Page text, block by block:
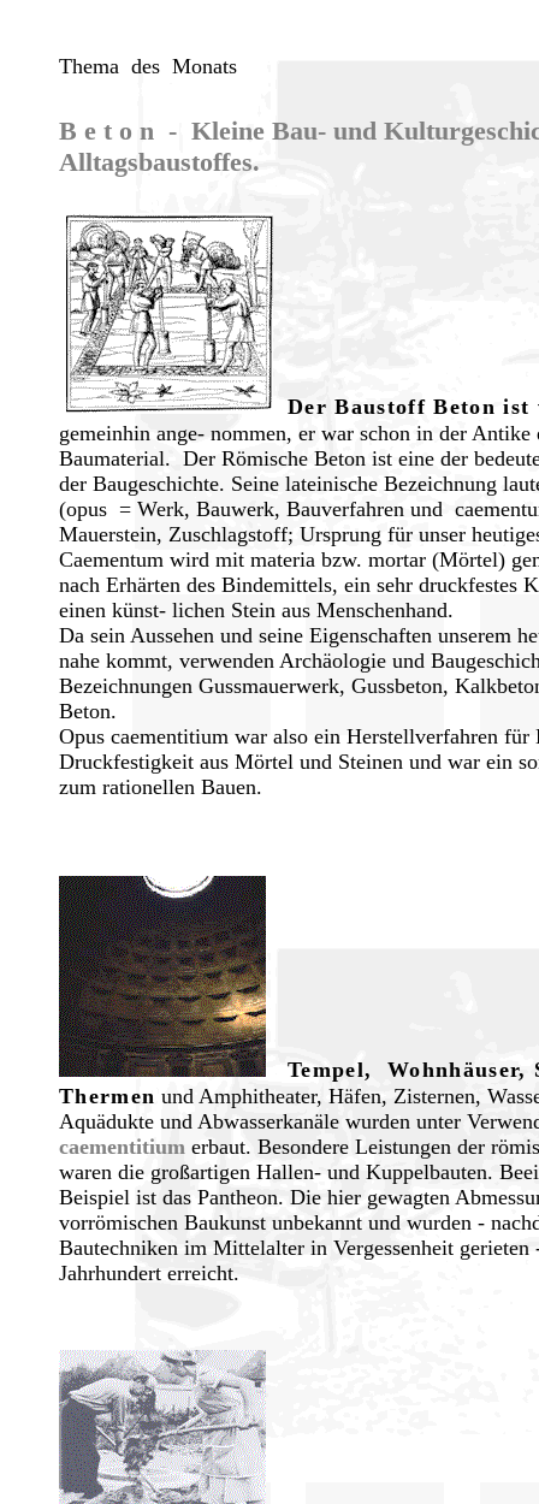
Thema des Monats
B e t o n - Kleine Bau- und
Alltagsbaustoffes.
Der Baustoff Beton
gemeinhin ange- nommen, er war schon in der Antike
Baumaterial. Der Römische Beton ist eine der
der Baugeschichte. Seine lateinische Bezeichnung
(opus = Werk, Bauwerk, Bauverfahren und
Mauerstein, Zuschlagstoff; Ursprung für unser
Caementum wird mit materia bzw. mortar (Mörtel)
nach Erhärten des Bindemittels, ein sehr druckfestes
einen künst- lichen Stein aus Menschenhand.
Da sein Aussehen und seine Eigenschaften unserem
nahe kommt, verwenden Archäologie und
Bezeichnungen Gussmauerwerk, Gussbeton,
Beton.
Opus caementitium war also ein Herstellverfahren für
Druckfestigkeit aus Mörtel und Steinen und war ein
zum rationellen Bauen.
Tempel, Wohnhäuser,
Thermen und Amphitheater, Häfen, Zisternen,
Aquädukte und Abwasserkanäle wurden unter
caementitium erbaut. Besondere Leistungen der
waren die großartigen Hallen- und Kuppelbauten.
Beispiel ist das Pantheon. Die hier gewagten
vorrömischen Baukunst unbekannt und wurden -
Bautechniken im Mittelalter in Vergessenheit
Jahrhundert erreicht.